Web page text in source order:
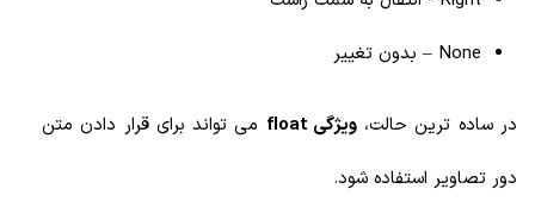
None – بدون تغییر
در ساده ترین حالت،ویژگی float
می تواند برای قرار دادن متن
دور تصاویر استفاده شود.